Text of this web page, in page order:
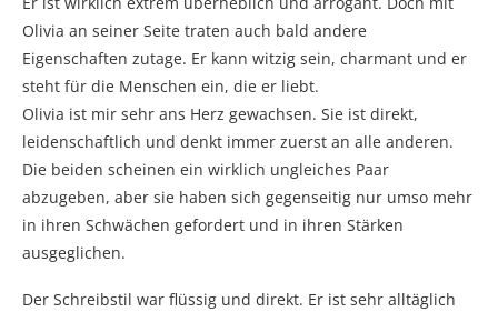
Olivia an seiner Seite traten auch bald andere
Eigenschaften zutage. Er kann witzig sein, charmant und er
steht für die Menschen ein, die er liebt.
Olivia ist mir sehr ans Herz gewachsen. Sie ist direkt,
leidenschaftlich und denkt immer zuerst an alle anderen.
Die beiden scheinen ein wirklich ungleiches Paar
abzugeben, aber sie haben sich gegenseitig nur umso mehr
in ihren Schwächen gefordert und in ihren Stärken
ausgeglichen.
Der Schreibstil war flüssig und direkt. Er ist sehr alltäglich